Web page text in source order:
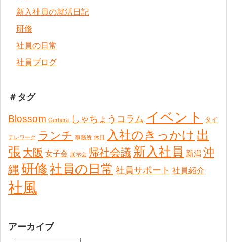
新入社員の就活日記
研修
社員の日常
社員ブログ
＃タグ
Blossom Gerbera しゃちょうコラム イベント タイ
テレワーク ランチ 事務所 休日 入社のきっかけ 出
張 大阪 女子会 展示会 帰社会議 新入社員 新潟 沖
縄 研修社員の日常 社員サポート 社員紹介
社風
アーカイブ